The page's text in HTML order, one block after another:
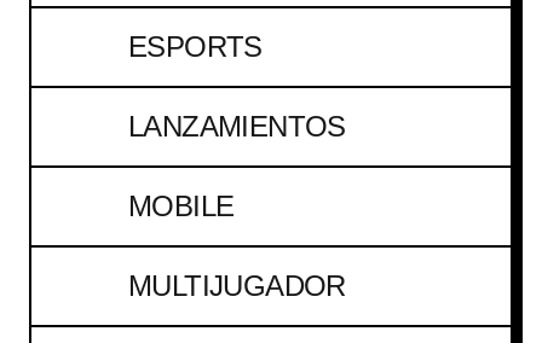
ESPORTS
LANZAMIENTOS
MOBILE
MULTIJUGADOR